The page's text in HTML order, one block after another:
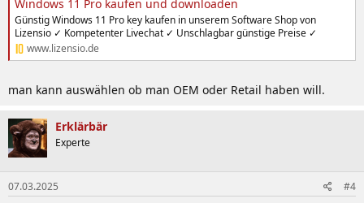
Windows 11 Pro kaufen und downloaden
Günstig Windows 11 Pro key kaufen in unserem Software Shop von
Lizensio ✓ Kompetenter Livechat ✓ Unschlagbar günstige Preise ✓
www.lizensio.de
man kann auswählen ob man OEM oder Retail haben will.
Erklärbär
Experte
07.03.2025 #4